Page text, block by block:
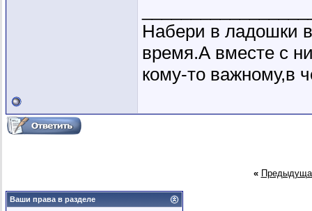
Набери в ладошки
время.А вместе с
кому-то важному,в
«
Ваши права в разделе